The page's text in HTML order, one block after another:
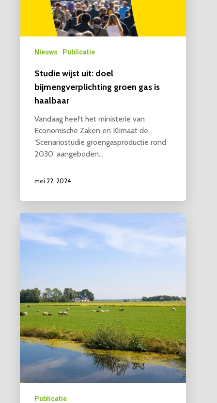
Nieuws Publicatie
Studie wijst uit: doel
bijmengverplichting groen gas is
haalbaar
Vandaag heeft het ministerie van
Economische Zaken en Klimaat de
‘Scenariostudie groengasproductie rond
2030’ aangeboden…
mei 22, 2024
Publicatie